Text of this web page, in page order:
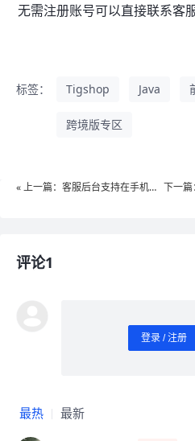
无需注册账号可以直接联系客
标签： Tigshop Java
跨境版专区
« 上一篇：客服后台支持在手机端 下一
评论1
登录 / 注册
最热 最新